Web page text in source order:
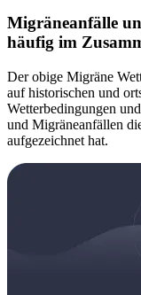
Migräneanfälle
häufig im
Der obige Migräne
auf historischen und
Wetterbedingungen
und Migräneanfällen
aufgezeichnet hat.